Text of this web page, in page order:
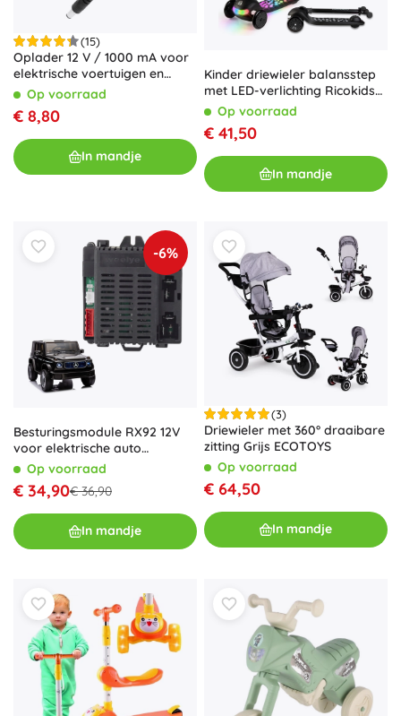
(15)
Oplader 12 V / 1000 mA voor
elektrische voertuigen en
speelgoed met accu
Op voorraad
€ 8,80
In mandje
Kinder driewieler balansstep
met LED-verlichting Ricokids
Glowi – zwart
Op voorraad
€ 41,50
In mandje
-6%
Besturingsmodule RX92 12V
voor elektrische auto
MERCEDES EQG JJ2088
Op voorraad
€ 34,90€ 36,90
In mandje
(3)
Driewieler met 360° draaibare
zitting Grijs ECOTOYS
Op voorraad
€ 64,50
In mandje